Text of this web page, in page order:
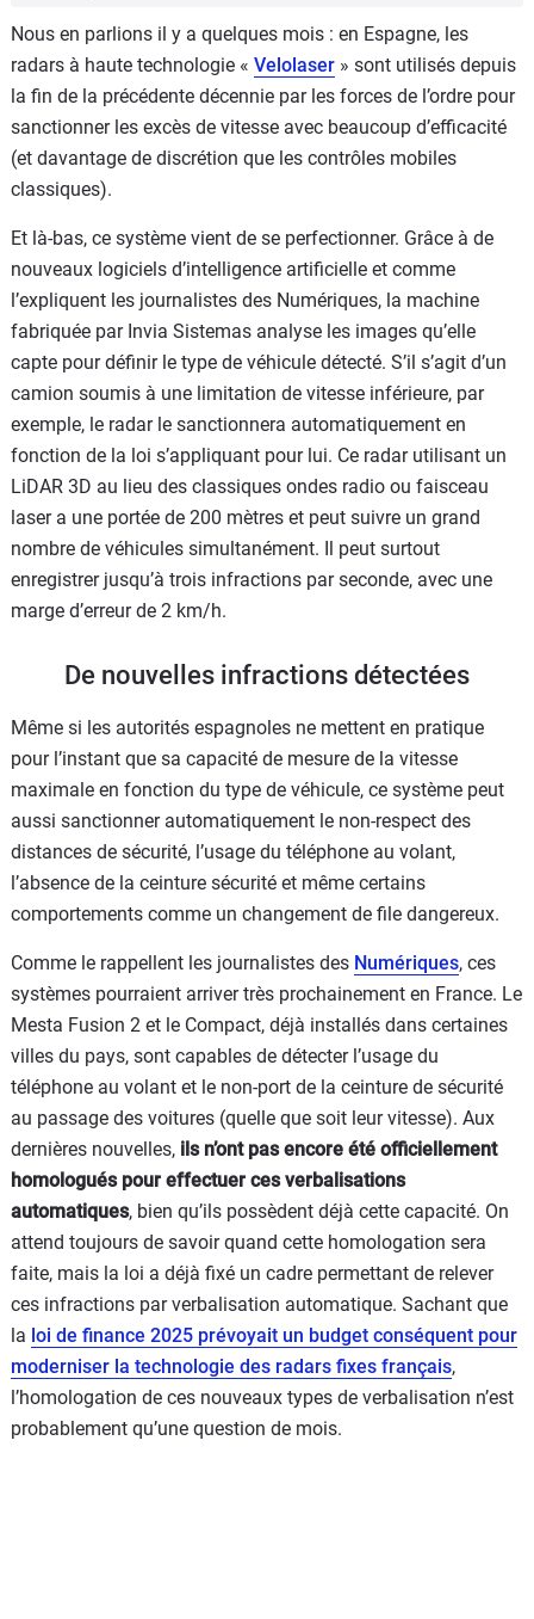
Nous en parlions il y a quelques mois : en Espagne, les
radars à haute technologie « Velolaser » sont utilisés depuis
la fin de la précédente décennie par les forces de l’ordre pour
sanctionner les excès de vitesse avec beaucoup d’efficacité
(et davantage de discrétion que les contrôles mobiles
classiques).
Et là-bas, ce système vient de se perfectionner. Grâce à de
nouveaux logiciels d’intelligence artificielle et comme
l’expliquent les journalistes des Numériques, la machine
fabriquée par Invia Sistemas analyse les images qu’elle
capte pour définir le type de véhicule détecté. S’il s’agit d’un
camion soumis à une limitation de vitesse inférieure, par
exemple, le radar le sanctionnera automatiquement en
fonction de la loi s’appliquant pour lui. Ce radar utilisant un
LiDAR 3D au lieu des classiques ondes radio ou faisceau
laser a une portée de 200 mètres et peut suivre un grand
nombre de véhicules simultanément. Il peut surtout
enregistrer jusqu’à trois infractions par seconde, avec une
marge d’erreur de 2 km/h.
De nouvelles infractions détectées
Même si les autorités espagnoles ne mettent en pratique
pour l’instant que sa capacité de mesure de la vitesse
maximale en fonction du type de véhicule, ce système peut
aussi sanctionner automatiquement le non-respect des
distances de sécurité, l’usage du téléphone au volant,
l’absence de la ceinture sécurité et même certains
comportements comme un changement de file dangereux.
Comme le rappellent les journalistes des Numériques, ces
systèmes pourraient arriver très prochainement en France. Le
Mesta Fusion 2 et le Compact, déjà installés dans certaines
villes du pays, sont capables de détecter l’usage du
téléphone au volant et le non-port de la ceinture de sécurité
au passage des voitures (quelle que soit leur vitesse). Aux
dernières nouvelles, ils n’ont pas encore été officiellement
homologués pour effectuer ces verbalisations
automatiques, bien qu’ils possèdent déjà cette capacité. On
attend toujours de savoir quand cette homologation sera
faite, mais la loi a déjà fixé un cadre permettant de relever
ces infractions par verbalisation automatique. Sachant que
la loi de finance 2025 prévoyait un budget conséquent pour
moderniser la technologie des radars fixes français,
l’homologation de ces nouveaux types de verbalisation n’est
probablement qu’une question de mois.